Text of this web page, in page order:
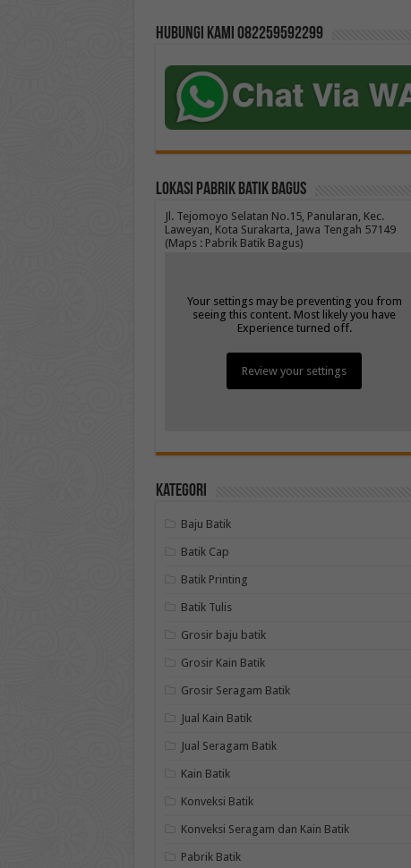
Hubungi kami 082259592299
Lokasi Pabrik Batik Bagus
Jl. Tejomoyo Selatan No.15, Panularan, Kec.
Laweyan, Kota Surakarta, Jawa Tengah 57149
(Maps : Pabrik Batik Bagus)
Your settings may be preventing you from
seeing this content. Most likely you have
Experience turned off.
Review your settings
Kategori
Baju Batik
Batik Cap
Batik Printing
Batik Tulis
Grosir baju batik
Grosir Kain Batik
Grosir Seragam Batik
Jual Kain Batik
Jual Seragam Batik
Kain Batik
Konveksi Batik
Konveksi Seragam dan Kain Batik
Pabrik Batik